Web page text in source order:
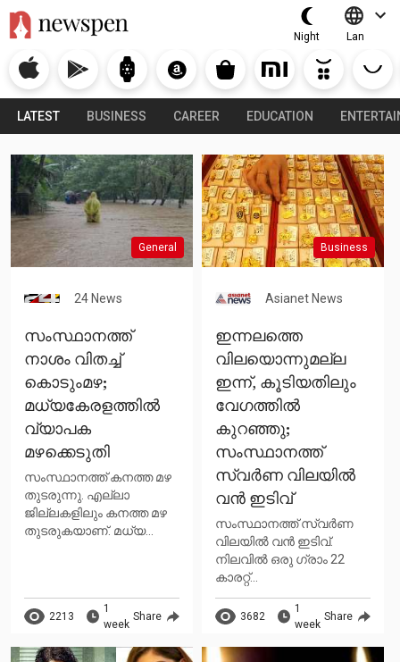
Night Lan
LATEST BUSINESS CAREER EDUCATION
General
24 News
സംസ്ഥാനത്ത്
നാശം വിതച്ച്
കൊടുംമഴ;
മധ്യകേരളത്തില്‍
വ്യാപക
മഴക്കെടുതി
സംസ്ഥാനത്ത് കനത്ത മഴ
തുടരുന്നു. എല്ലാ
ജില്ലകളിലും കനത്ത മഴ
തുടരുകയാണ്. മധ്യ...
2213
1
week
Share
Business
Asianet News
ഇന്നലത്തെ
വിലയൊന്നുമല്ല
ഇന്ന്, കൂടിയതിലും
വേഗത്തിൽ
കുറഞ്ഞു;
സംസ്ഥാനത്ത്
സ്വർണ വിലയിൽ
വൻ ഇടിവ്
സംസ്ഥാനത്ത് സ്വർണ
വിലയിൽ വൻ ഇടിവ്.
നിലവിൽ ഒരു ഗ്രാം 22
കാരറ്റ്...
3682
1
week
Share